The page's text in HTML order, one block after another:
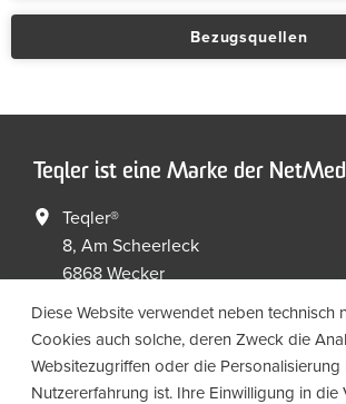
Bezugsquellen
Teqler ist eine Marke der
Teqler®
8, Am Scheerleck
6868 Wecker
Luxembourg
+352 267149 09
+352
info@netmed.lu
Diese Website verwendet neben technisch
Cookies auch solche, deren Zweck die
Websitezugriffen oder die Personalisierung
Nutzererfahrung ist. Ihre Einwilligung in die